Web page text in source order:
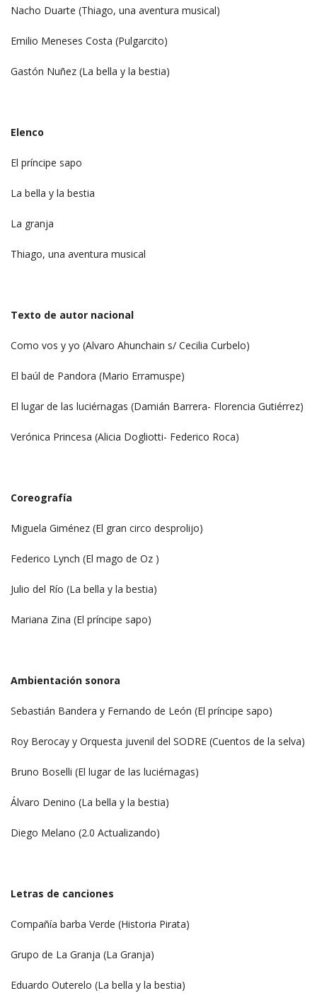
Nacho Duarte (Thiago, una aventura musical)
Emilio Meneses Costa (Pulgarcito)
Gastón Nuñez (La bella y la bestia)
Elenco
El príncipe sapo
La bella y la bestia
La granja
Thiago, una aventura musical
Texto de autor nacional
Como vos y yo (Alvaro Ahunchain s/ Cecilia Curbelo)
El baúl de Pandora (Mario Erramuspe)
El lugar de las luciérnagas (Damián Barrera- Florencia Gutiérrez)
Verónica Princesa (Alicia Dogliotti- Federico Roca)
Coreografía
Miguela Giménez (El gran circo desprolijo)
Federico Lynch (El mago de Oz )
Julio del Río (La bella y la bestia)
Mariana Zina (El príncipe sapo)
Ambientación sonora
Sebastián Bandera y Fernando de León (El príncipe sapo)
Roy Berocay y Orquesta juvenil del SODRE (Cuentos de la selva)
Bruno Boselli (El lugar de las luciérnagas)
Álvaro Denino (La bella y la bestia)
Diego Melano (2.0 Actualizando)
Letras de canciones
Compañía barba Verde (Historia Pirata)
Grupo de La Granja (La Granja)
Eduardo Outerelo (La bella y la bestia)